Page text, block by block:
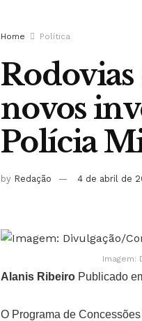
Home Política
novos
Polícia
by Redação 4 de abril de
Imagem:
Alanis Ribeiro Publicado
O Programa de